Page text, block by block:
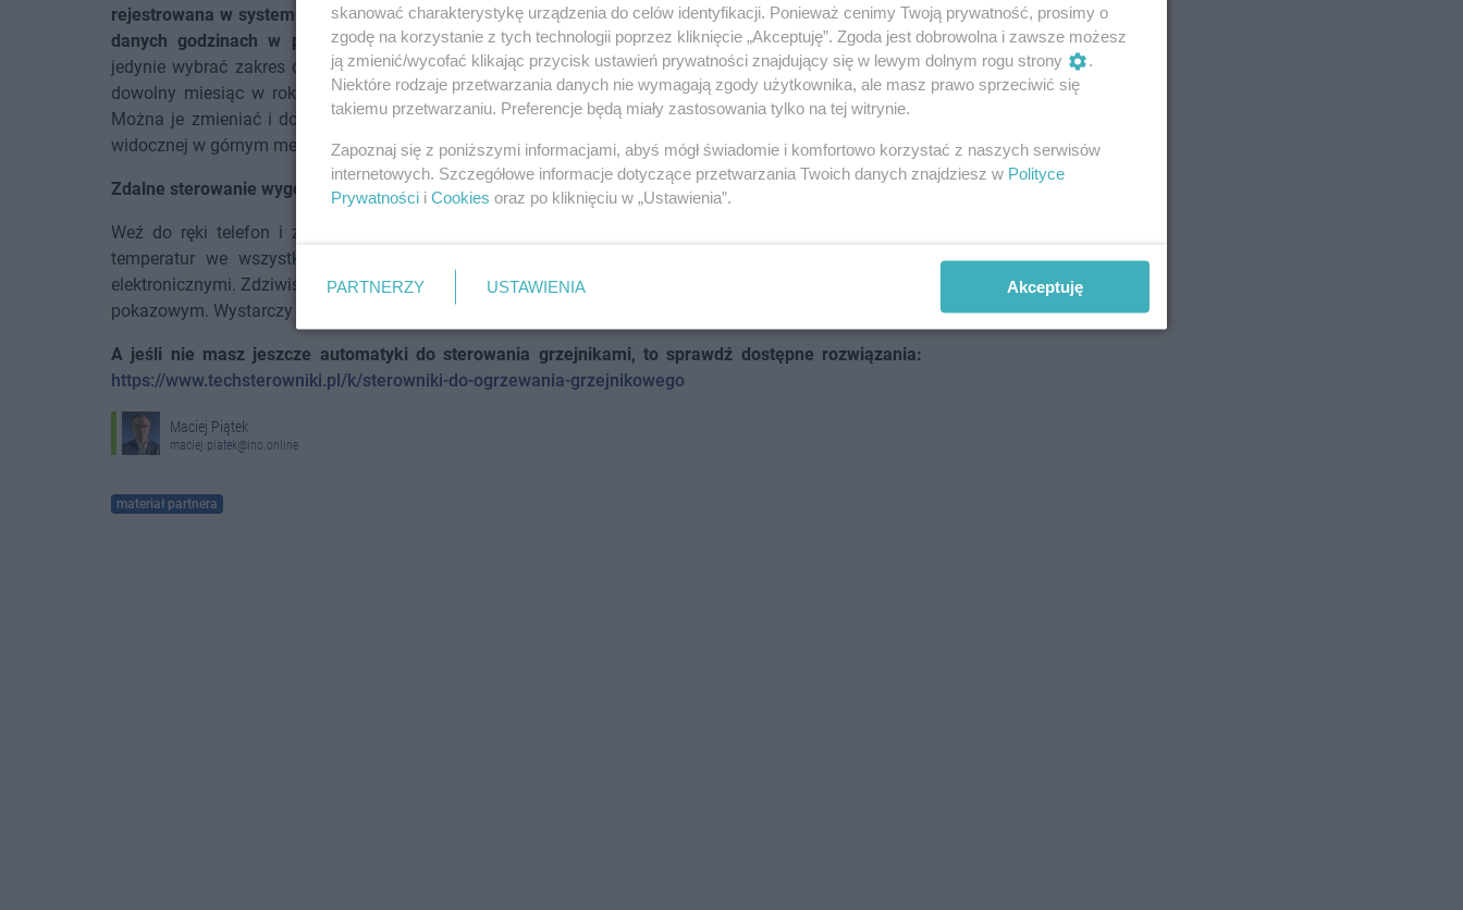
rejestrowana w systemie, a użytkownik może na bieżąco sprawdzać, jak kształtował się jej poziom w
danych godzinach w poszczególnych pomieszczeniach domu.By wygenerować wykres, wystarczy
jedynie wybrać zakres czasu, dla którego ma zostać wyświetlona wizualizacja (doba, tydzień, miesiąc,
dowolny miesiąc w roku). Domyślnie na koncie pokazowym każda strefa ma swoją nazwę i symbol.
Można je zmieniać i dopasowywać wyświetlanie do swoich preferencji, korzystając z zakładki „Strefy”
widocznej w górnym menu.
Zdalne sterowanie wygodne i oszczędne
Weź do ręki telefon i zainstaluj aplikację eModul.pl. To rozwiązanie, które da Ci wgląd do pomiaru
temperatur we wszystkich zarejestrowanych strefach z zamontowanymi na grzejnikach głowicami
elektronicznymi. Zdziwisz się, jakie to proste! Możesz zobaczyć, jak wygląda zdalne sterowanie na koncie
pokazowym. Wystarczy zalogować się na stronie:
A jeśli nie masz jeszcze automatyki do sterowania grzejnikami, to sprawdź dostępne rozwiązania:
https://www.techsterowniki.pl/k/sterowniki-do-ogrzewania-grzejnikowego
Maciej Piątek
maciej.piatek@ino.online
materiał partnera
skanować charakterystykę urządzenia do celów identyfikacji. Ponieważ cenimy Twoją prywatność, prosimy o
zgodę na korzystanie z tych technologii poprzez kliknięcie „Akceptuję”. Zgoda jest dobrowolna i zawsze możesz
ją zmienić/wycofać klikając przycisk ustawień prywatności znajdujący się w lewym dolnym rogu strony
.
Niektóre rodzaje przetwarzania danych nie wymagają zgody użytkownika, ale masz prawo sprzeciwić się
takiemu przetwarzaniu. Preferencje będą miały zastosowania tylko na tej witrynie.
Zapoznaj się z poniższymi informacjami, abyś mógł świadomie i komfortowo korzystać z naszych serwisów
internetowych. Szczegółowe informacje dotyczące przetwarzania Twoich danych znajdziesz w Polityce
Prywatności i Cookies oraz po kliknięciu w „Ustawienia”.
PARTNERZY USTAWIENIA Akceptuję